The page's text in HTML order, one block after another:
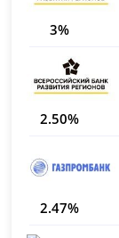
3%
2.50%
2.47%